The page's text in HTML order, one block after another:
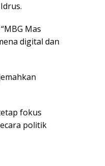
Mas
digital dan
fokus
politik